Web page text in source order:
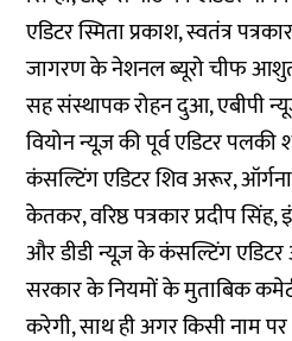
एडिटर स्मिता प्रकाश, स्वतंत्र
जागरण के नेशनल ब्यूरो चीफ
सह संस्थापक रोहन दुआ, एबीपी
वियोन न्यूज़ की पूर्व एडिटर पलकी
कंसल्टिंग एडिटर शिव अरूर,
केतकर, वरिष्ठ पत्रकार प्रदीप सिंह,
और डीडी न्यूज़ के कंसल्टिंग एडिटर
सरकार के नियमों के मुताबिक
करेगी, साथ ही अगर किसी नाम पर